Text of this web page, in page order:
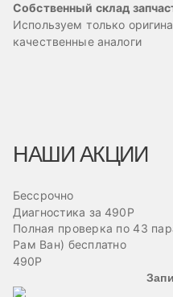
Собственный склад
Используем только
качественные аналоги
НАШИ АКЦИИ
Бессрочно
Диагностика за 490Р
Полная проверка по 43
Рам Ван) бесплатно
490Р